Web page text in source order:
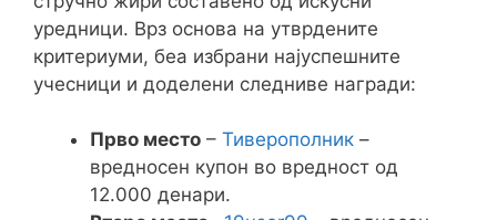
уредници. Врз основа на утврдените
критериуми, беа избрани најуспешните
учесници и доделени следниве награди:
Прво место – Тиверополник –
вредносен купон во вредност од
12.000 денари.